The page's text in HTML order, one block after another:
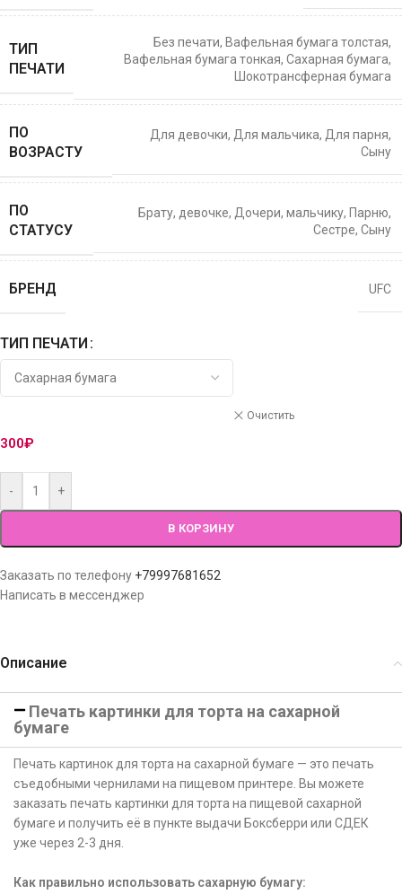
ТИП
ПЕЧАТИ
Без печати, Вафельная бумага толстая,
Вафельная бумага тонкая, Сахарная бумага,
Шокотрансферная бумага
ПО
ВОЗРАСТУ
Для девочки, Для мальчика, Для парня,
Сыну
ПО
СТАТУСУ
Брату, девочке, Дочери, мальчику, Парню,
Сестре, Сыну
БРЕНД UFC
ТИП ПЕЧАТИ
Очистить
300₽
- +
В КОРЗИНУ
Заказать по телефону +79997681652
Написать в мессенджер
Описание
Печать картинки для торта на сахарной
бумаге
Печать картинок для торта на сахарной бумаге — это печать
съедобными чернилами на пищевом принтере. Вы можете
заказать печать картинки для торта на пищевой сахарной
бумаге и получить её в пункте выдачи Боксберри или СДЕК
уже через 2-3 дня.
Как правильно использовать сахарную бумагу: